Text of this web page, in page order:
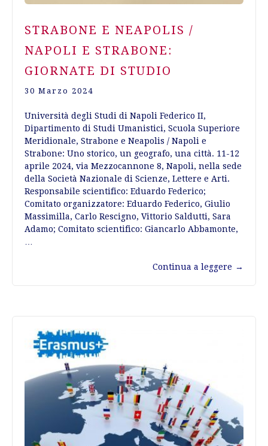
STRABONE E NEAPOLIS /
NAPOLI E STRABONE:
GIORNATE DI STUDIO
30 Marzo 2024
Università degli Studi di Napoli Federico II,
Dipartimento di Studi Umanistici, Scuola Superiore
Meridionale, Strabone e Neapolis / Napoli e
Strabone: Uno storico, un geografo, una città. 11-12
aprile 2024, via Mezzocannone 8, Napoli, nella sede
della Società Nazionale di Scienze, Lettere e Arti.
Responsabile scientifico: Eduardo Federico;
Comitato organizzatore: Eduardo Federico, Giulio
Massimilla, Carlo Rescigno, Vittorio Saldutti, Sara
Adamo; Comitato scientifico: Giancarlo Abbamonte,
Continua a leggere →